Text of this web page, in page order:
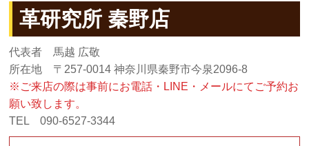
革研究所 秦野店
代表者 馬越 広敬
所在地 〒257-0014 神奈川県秦野市今泉2096-8
※ご来店の際は事前にお電話・LINE・メールにてご予約お
願い致します。
TEL 090-6527-3344